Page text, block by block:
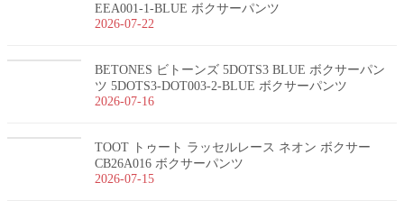
EEA001-1-BLUE ボクサーパンツ
2026-07-22
BETONES ビトーンズ 5DOTS3 BLUE ボクサーパン
ツ 5DOTS3-DOT003-2-BLUE ボクサーパンツ
2026-07-16
TOOT トゥート ラッセルレース ネオン ボクサー
CB26A016 ボクサーパンツ
2026-07-15